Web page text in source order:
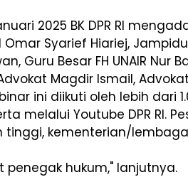
2025 BK DPR RI
Syarief Hiariej,
Guru Besar FH UNAIR Nur
Magdir Ismail,
ini diikuti oleh lebih dari
melalui Youtube DPR RI.
tinggi, kementerian/
hukum," lanjutnya.